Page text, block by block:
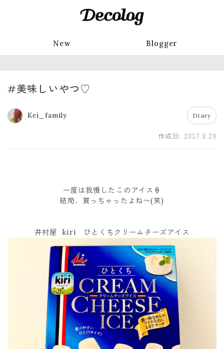
New Blogger
#美味しいやつ♡
Kei_family Diary
作成日: 2017.9.29
一度は我慢したこのアイス🍦
結局、買っちゃったよね〜(笑)
井村屋 kiri ひとくちクリームチーズアイス